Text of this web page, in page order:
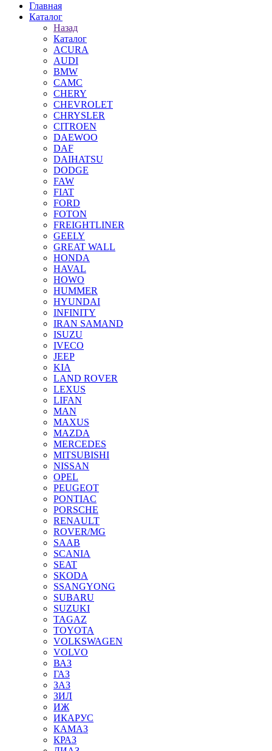
Главная
Каталог
Назад
Каталог
ACURA
AUDI
BMW
CAMC
CHERY
CHEVROLET
CHRYSLER
CITROEN
DAEWOO
DAF
DAIHATSU
DODGE
FAW
FIAT
FORD
FOTON
FREIGHTLINER
GEELY
GREAT WALL
HONDA
HAVAL
HOWO
HUMMER
HYUNDAI
INFINITY
IRAN SAMAND
ISUZU
IVECO
JEEP
KIA
LAND ROVER
LEXUS
LIFAN
MAN
MAXUS
MAZDA
MERCEDES
MITSUBISHI
NISSAN
OPEL
PEUGEOT
PONTIAC
PORSCHE
RENAULT
ROVER/MG
SAAB
SCANIA
SEAT
SKODA
SSANGYONG
SUBARU
SUZUKI
TAGAZ
TOYOTA
VOLKSWAGEN
VOLVO
ВАЗ
ГАЗ
ЗАЗ
ЗИЛ
ИЖ
ИКАРУС
КАМАЗ
КРАЗ